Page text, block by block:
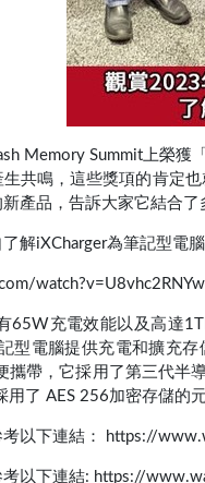
Memory Summit上榮
共鳴，這些獎項的肯定
產品，告訴大家它結合
解iXCharger為筆記型電
65W充電效能以及高達
型電腦提供充電和擴充
攜帶，它採用了第三代半
用了 AES 256加密存儲的
以下連結： https://
以下連結: https://